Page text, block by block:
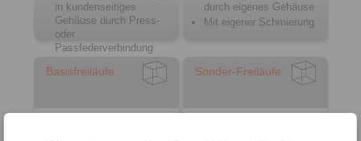
in kundenseitiges
Gehäuse durch Press-
oder
Passfederverbindung
durch eigenes Gehäuse
Mit eigener Schmierung
Basisfreiläufe Sonder-Freiläufe